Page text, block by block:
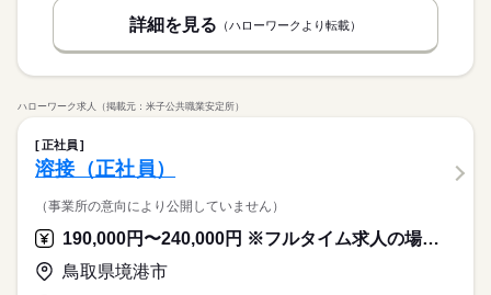
詳細を見る （ハローワークより転載）
ハローワーク求人（掲載元：米子公共職業安定所）
正社員
溶接（正社員）
（事業所の意向により公開していません）
190,000円〜240,000円 ※フルタイム求人の場合は月額（換算額）、パート求人の場合は時間額を表示しています。
鳥取県境港市